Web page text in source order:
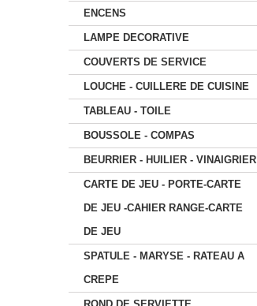
ENCENS
LAMPE DECORATIVE
COUVERTS DE SERVICE
LOUCHE - CUILLERE DE CUISINE
TABLEAU - TOILE
BOUSSOLE - COMPAS
BEURRIER - HUILIER - VINAIGRIER
CARTE DE JEU - PORTE-CARTE
DE JEU -CAHIER RANGE-CARTE
DE JEU
SPATULE - MARYSE - RATEAU A
CREPE